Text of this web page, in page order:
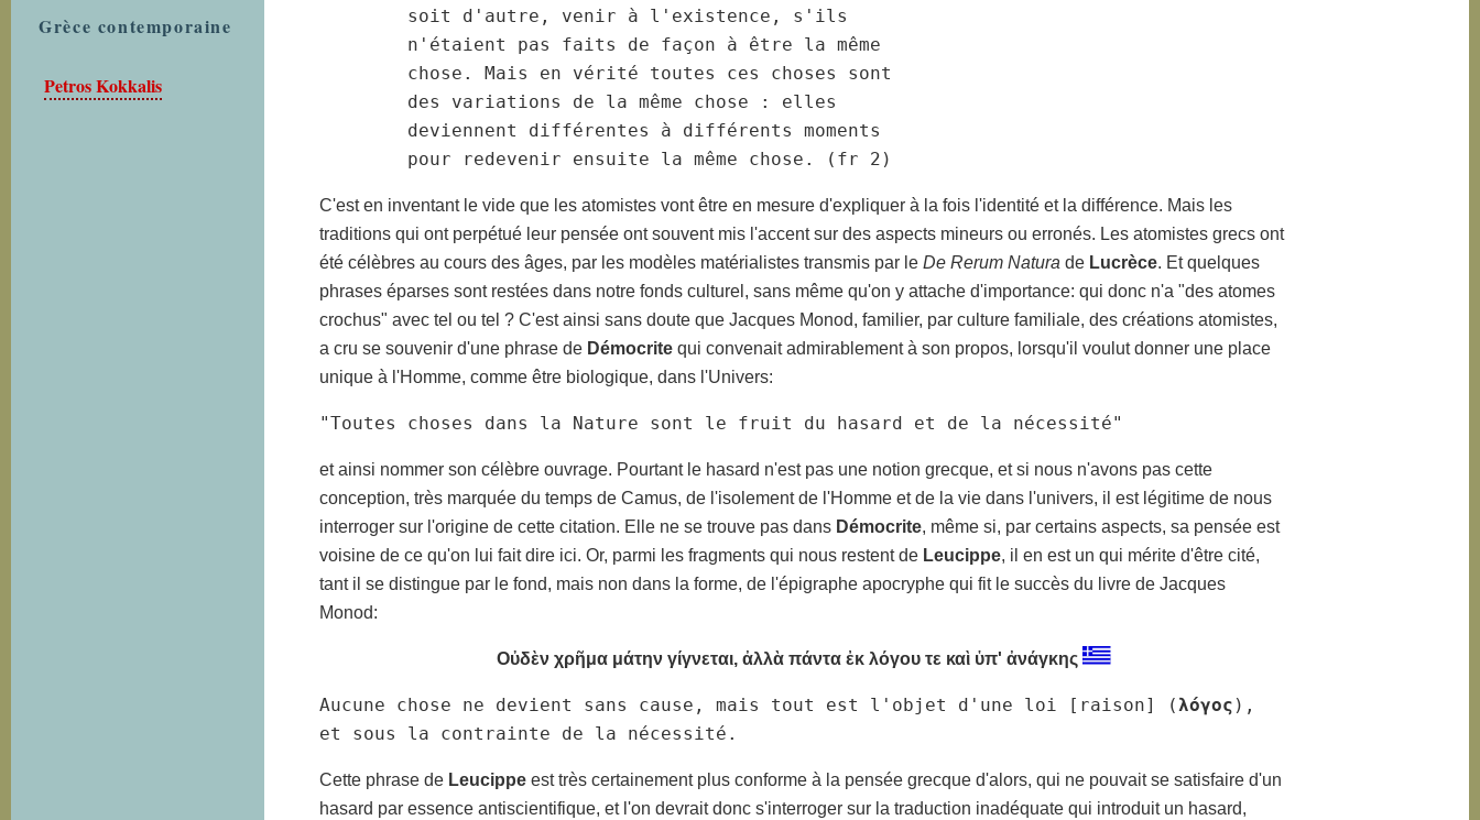
Grèce contemporaine
Petros Kokkalis
soit d'autre, venir à l'existence, s'ils
n'étaient pas faits de façon à être la même
chose. Mais en vérité toutes ces choses sont
des variations de la même chose : elles
deviennent différentes à différents moments
pour redevenir ensuite la même chose. (fr 2)
C'est en inventant le vide que les atomistes vont être en mesure d'expliquer à la fois l'identité et la différence. Mais les
traditions qui ont perpétué leur pensée ont souvent mis l'accent sur des aspects mineurs ou erronés. Les atomistes grecs ont
été célèbres au cours des âges, par les modèles matérialistes transmis par le De Rerum Natura de Lucrèce. Et quelques
phrases éparses sont restées dans notre fonds culturel, sans même qu'on y attache d'importance: qui donc n'a "des atomes
crochus" avec tel ou tel ? C'est ainsi sans doute que Jacques Monod, familier, par culture familiale, des créations atomistes,
a cru se souvenir d'une phrase de Démocrite qui convenait admirablement à son propos, lorsqu'il voulut donner une place
unique à l'Homme, comme être biologique, dans l'Univers:
"Toutes choses dans la Nature sont le fruit du hasard et de la nécessité"
et ainsi nommer son célèbre ouvrage. Pourtant le hasard n'est pas une notion grecque, et si nous n'avons pas cette
conception, très marquée du temps de Camus, de l'isolement de l'Homme et de la vie dans l'univers, il est légitime de nous
interroger sur l'origine de cette citation. Elle ne se trouve pas dans Démocrite, même si, par certains aspects, sa pensée est
voisine de ce qu'on lui fait dire ici. Or, parmi les fragments qui nous restent de Leucippe, il en est un qui mérite d'être cité,
tant il se distingue par le fond, mais non dans la forme, de l'épigraphe apocryphe qui fit le succès du livre de Jacques
Monod:
Οὐδὲν χρῆμα μάτην γίγνεται, ἀλλὰ πάντα ἐκ λόγου τε καὶ ὑπ' ἀνάγκης
Aucune chose ne devient sans cause, mais tout est l'objet d'une loi [raison] (λόγος ),
et sous la contrainte de la nécessité.
Cette phrase de Leucippe est très certainement plus conforme à la pensée grecque d'alors, qui ne pouvait se satisfaire d'un
hasard par essence antiscientifique, et l'on devrait donc s'interroger sur la traduction inadéquate qui introduit un hasard,